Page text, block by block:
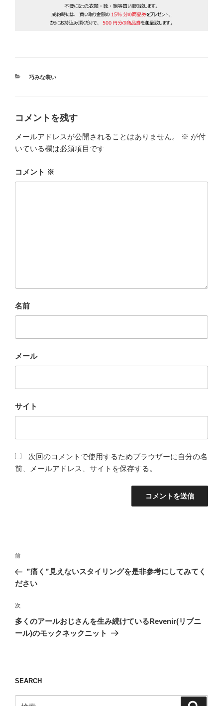
カ
巧みな装い
コメントを残す
メールアドレスが公開されることはありません。 ※ が付
いている欄は必須項目です
コメント ※
名前
メール
サイト
次回のコメントで使用するためブラウザーに自分の名
前、メールアドレス、サイトを保存する。
投
ナ
ゲ
ー
シ
前
の
投
前
”痛く”見えないスタイリングを是非参考にしてみてく
ださい
次
の
次
多くのアールおじさんを生み続けているRevenir(リブニ
ール)のモックネックニット
SEARCH